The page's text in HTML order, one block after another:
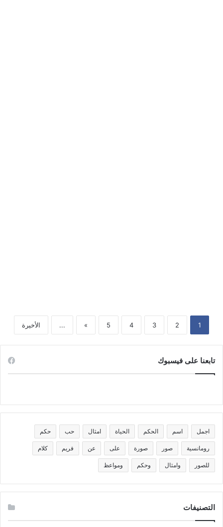
1
2
3
4
5
»
... الأخيرة
تابعنا على فيسبوك
اجمل اسم الحكم الحياة امثال حب حكم
رومانسية صور صورة على عن فريم كلام
للصور وامثال وحكم ومواعظ
التصنيفات